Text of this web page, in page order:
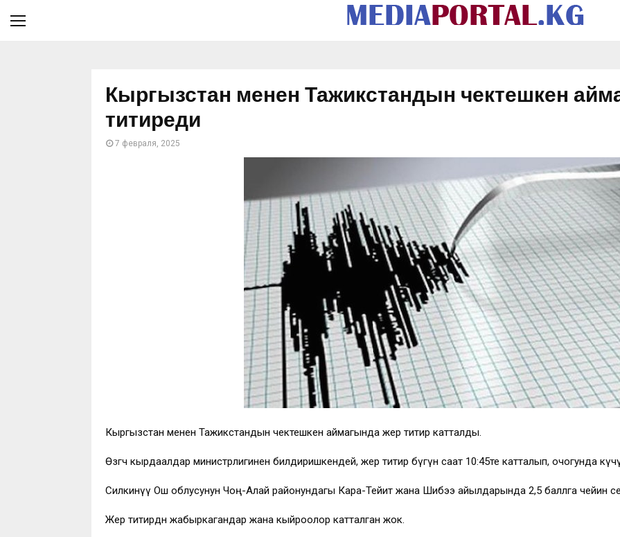
Кыргызстан менен Тажикстандын чектешкен
титиреди
7 февраля, 2025
Кыргызстан менен Тажикстандын чектешкен аймагында жер титирөө катталды.
Өзгөчө кырдаалдар министрлигинен билдиришкендей, жер титирөө бүгүн саат 10:45те катталып, очогунда
Силкинүү Ош облусунун Чоң-Алай районундагы Кара-Тейит жана Шибээ айылдарында 2,5 баллга чейин
Жер титирөөдөн жабыркагандар жана кыйроолор катталган жок.